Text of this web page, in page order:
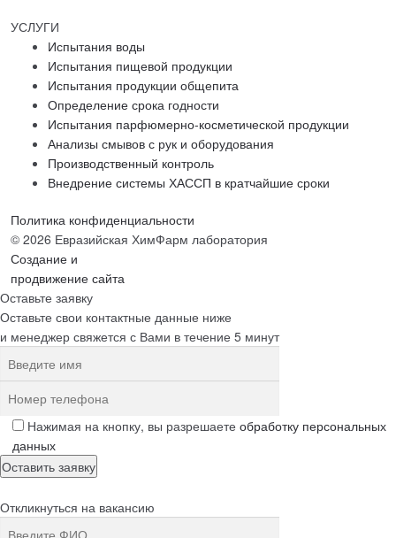
УСЛУГИ
Испытания воды
Испытания пищевой продукции
Испытания продукции общепита
Определение срока годности
Испытания парфюмерно-косметической продукции
Анализы смывов с рук и оборудования
Производственный контроль
Внедрение системы ХАССП в кратчайшие сроки
Политика конфиденциальности
© 2026 Евразийская ХимФарм лаборатория
Создание и
продвижение сайта
Оставьте заявку
Оставьте свои контактные данные ниже
и менеджер свяжется с Вами в течение 5 минут
Нажимая на кнопку, вы разрешаете обработку персональных
данных
Откликнуться на вакансию